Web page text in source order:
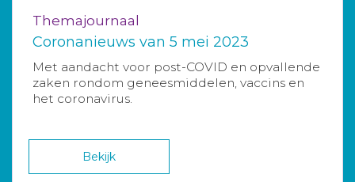
Themajournaal
Coronanieuws van 5 mei 2023
Met aandacht voor post-COVID en opvallende
zaken rondom geneesmiddelen, vaccins en
het coronavirus.
Bekijk